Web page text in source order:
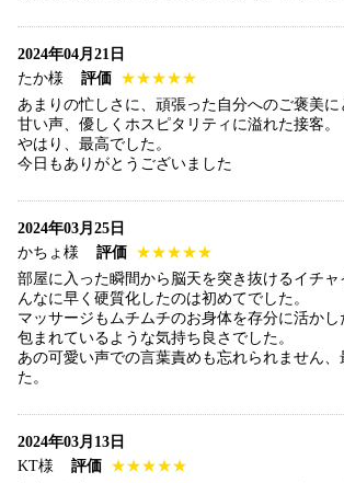
2024年04月21日
たか様
評価 ★★★★★
あまりの忙しさに、頑張った自分へのご褒美に
甘い声、優しくホスピタリティに溢れた接客。
やはり、最高でした。
今日もありがとうございました
2024年03月25日
かちょ様
評価 ★★★★★
部屋に入った瞬間から脳天を突き抜けるイチ
んなに早く硬質化したのは初めてでした。
マッサージもムチムチのお身体を存分に活か
包まれているような気持ち良さでした。
あの可愛い声での言葉責めも忘れられません、
た。
2024年03月13日
KT様
評価 ★★★★★